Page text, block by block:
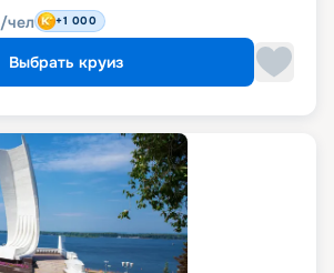
/чел +1 000
Выбрать круиз